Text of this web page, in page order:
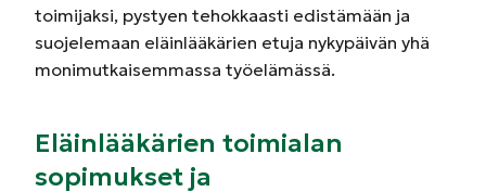
toimijaksi, pystyen tehokkaasti edistämään ja
suojelemaan eläinlääkärien etuja nykypäivän yhä
monimutkaisemmassa työelämässä.
Eläinlääkärien toimialan
sopimukset ja